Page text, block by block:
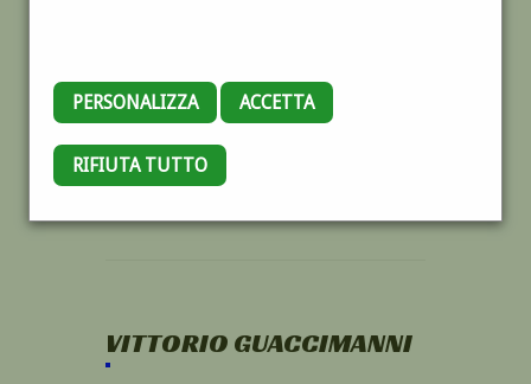
PERSONALIZZA ACCETTA
RIFIUTA TUTTO
VITTORIO GUACCIMANNI